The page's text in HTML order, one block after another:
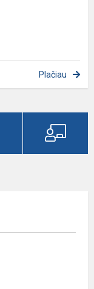
Plačiau